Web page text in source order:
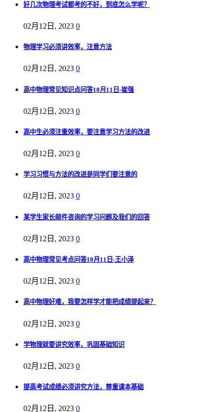
好几次物理考试都考的不好，到底怎么学呢？
02月12日, 2023 0
物理学习必须讲效率，注意方法
02月12日, 2023 0
高中物理常见知识点问答10月11日-崔强
02月12日, 2023 0
高中生必须注重效率，要注意学习方法的改进
02月12日, 2023 0
学习习惯与方法的改进是同学们要注意的
02月12日, 2023 0
某学生家长邮件咨询的学习问题及我们的回答
02月12日, 2023 0
高中物理常见考点问答10月11日-王小泽
02月12日, 2023 0
高中物理好难，我要怎样学才能把成绩提起来？
02月12日, 2023 0
学物理就要讲究效率，巩固基础知识
02月12日, 2023 0
提高考试成绩必须讲究方法，尊重课本基础
02月12日, 2023 0